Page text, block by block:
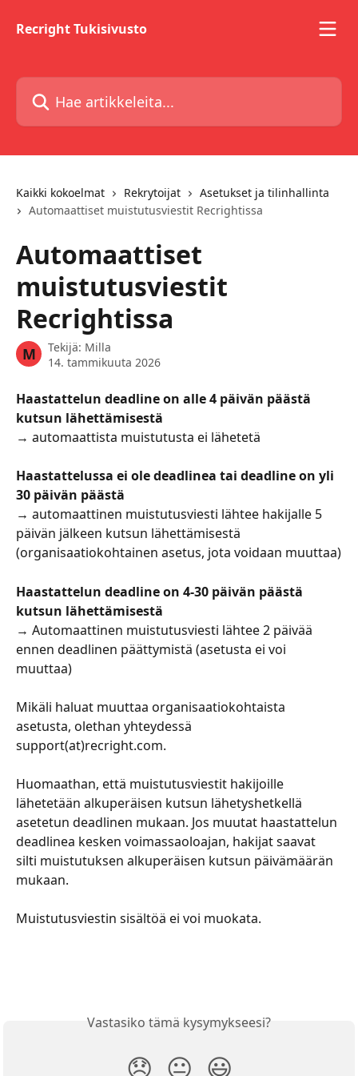
Recright Tukisivusto
Hae artikkeleita...
Kaikki kokoelmat Rekrytoijat
Asetukset ja tilinhallinta
Automaattiset muistutusviestit Recrightissa
Automaattiset
muistutusviestit
Recrightissa
M Tekijä: Milla
14. tammikuuta 2026
Haastattelun deadline on alle 4 päivän päästä
kutsun lähettämisestä
→ automaattista muistutusta ei lähetetä
Haastattelussa ei ole deadlinea tai deadline on yli
30 päivän päästä
→ automaattinen muistutusviesti lähtee hakijalle 5
päivän jälkeen kutsun lähettämisestä
(organisaatiokohtainen asetus, jota voidaan muuttaa)
Haastattelun deadline on 4-30 päivän päästä
kutsun lähettämisestä
→ Automaattinen muistutusviesti lähtee 2 päivää
ennen deadlinen päättymistä (asetusta ei voi
muuttaa)
Mikäli haluat muuttaa organisaatiokohtaista
asetusta, olethan yhteydessä
support(at)recright.com.
Huomaathan, että muistutusviestit hakijoille
lähetetään alkuperäisen kutsun lähetyshetkellä
asetetun deadlinen mukaan. Jos muutat haastattelun
deadlinea kesken voimassaoloajan, hakijat saavat
silti muistutuksen alkuperäisen kutsun päivämäärän
mukaan.
Muistutusviestin sisältöä ei voi muokata.
Vastasiko tämä kysymykseesi?
😞 😐 😃